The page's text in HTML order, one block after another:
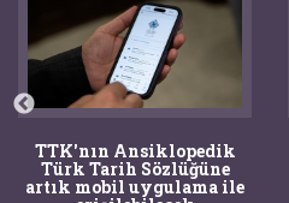
TTK'nın Ansiklopedik
Türk Tarih Sözlüğüne
artık mobil uygulama ile